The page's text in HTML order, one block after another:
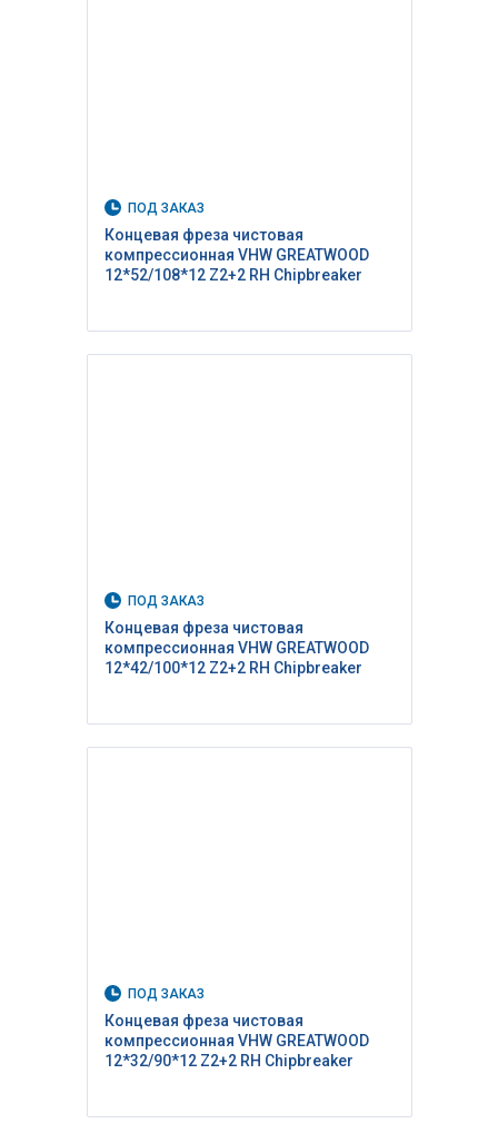
ПОД ЗАКАЗ
Концевая фреза чистовая
компрессионная VHW GREATWOOD
12*52/108*12 Z2+2 RH Сhipbreaker
ПОД ЗАКАЗ
Концевая фреза чистовая
компрессионная VHW GREATWOOD
12*42/100*12 Z2+2 RH Сhipbreaker
ПОД ЗАКАЗ
Концевая фреза чистовая
компрессионная VHW GREATWOOD
12*32/90*12 Z2+2 RH Сhipbreaker